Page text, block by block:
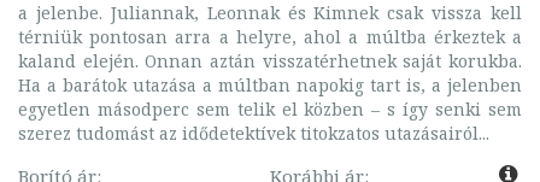
a jelenbe. Juliannak, Leonnak és Kimnek csak vissza kell
térniük pontosan arra a helyre, ahol a múltba érkeztek a
kaland elején. Onnan aztán visszatérhetnek saját korukba.
Ha a barátok utazása a múltban napokig tart is, a jelenben
egyetlen másodperc sem telik el közben – s így senki sem
szerez tudomást az idődetektívek titokzatos utazásairól...
Borító ár: Korábbi ár: